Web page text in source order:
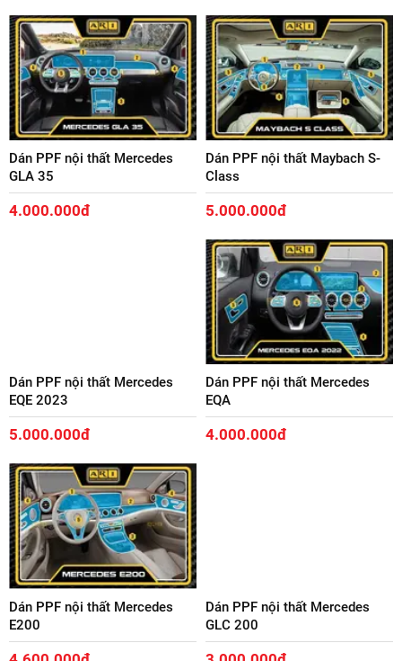
Dán PPF nội thất Mercedes
GLA 35
4.000.000đ
Dán PPF nội thất Maybach S-
Class
5.000.000đ
Dán PPF nội thất Mercedes
EQE 2023
5.000.000đ
Dán PPF nội thất Mercedes
EQA
4.000.000đ
Dán PPF nội thất Mercedes
E200
Dán PPF nội thất Mercedes
GLC 200